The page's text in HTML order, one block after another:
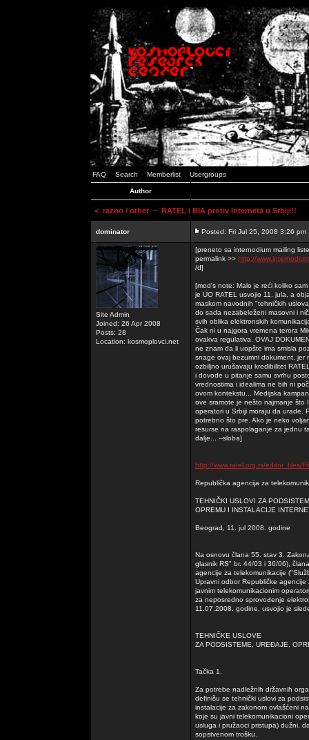
FAQ Search Memberlist Usergroups
Author
< razno / other ~ RATEL i BIA protiv Interneta u Srbiji!!
dominator Posted: Fri Jul 25, 2008 3:26 pm
Site Admin
Joined: 26 Apr 2008
Posts: 28
Location: kosmoplovci.net
[preneto sa internodium mailing
permalink >> http://
/d]
[mod's note: Malo je reći koliko
je UO RATEL usvojio 11. jula, a
maskom navodnih "tehničkih
do sada nezabeleženi masovni i
svih oblika elektronskih
Čak ni u najgora vremena terora
ovakva regulativa. OVAJ
ne znam da li uopšte ima smisla
snage ovaj bezumni dokument, jer
ozbiljno urušavaju kredibilitet
i dovode u pitanje samu svrhu
vrednostima i idealima ne bih ni
ovom kontekstu... Medijska
ove sramote je nešto najmanje što
operatori u Srbiji moraju da urade.
potrebno što pre. Ako je neko
resurse na raspolaganje za jednu
dalje... --sloba]
http://www.ratel.org.rs/editor_files/
Republička agencija za
TEHNIČKI USLOVI ZA
OPREMU I INSTALACIJE
Beograd, 11. jul 2008. godine
Na osnovu člana 55. stav 3.
glasnik RS" br. 44/03 i 36/06),
agencije za telekomunikacije
Upravni odbor Republičke
javnim telekomunikacionim
za neposredno sprovođenje
11.07.2008. godine, usvojio je
TEHNIČKE USLOVE
ZA PODSISTEME, UREĐAJE,
Tačka 1.
Za potrebe nadležnih državnih
definišu se tehnički uslovi za
instalacije za zakonom ovlašćeni
koje su javni telekomunikacioni
usluga i pružaoci pristupa) dužni,
sopstvenom trošku.